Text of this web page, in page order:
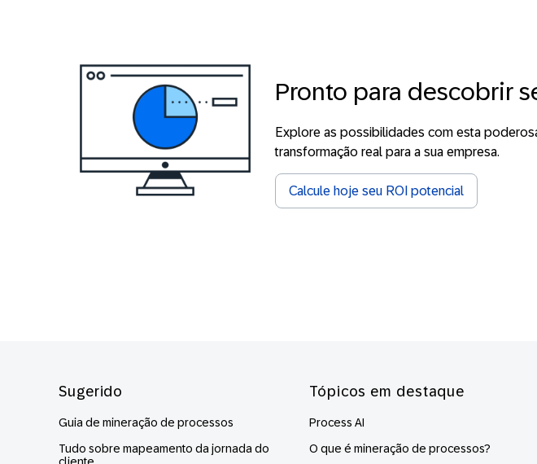
Pronto para descobrir
Explore as possibilidades com esta
transformação real para a sua empresa.
Calcule hoje seu ROI potencial
Sugerido
Guia de mineração de processos
Tudo sobre mapeamento da jornada do
Tópicos em destaque
Process AI
O que é mineração de processos?